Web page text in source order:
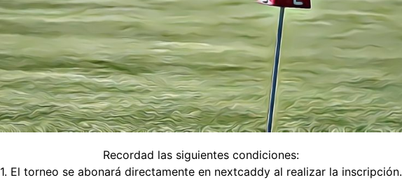
Recordad las siguientes condiciones:
1. El torneo se abonará directamente en nextcaddy al realizar la inscripción.